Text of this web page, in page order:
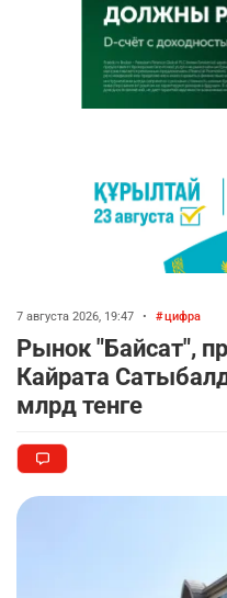
7 августа 2026, 19:47 • цифра
Рынок "Байсат",
Кайрата
млрд тенге